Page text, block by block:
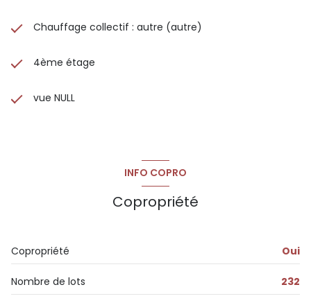
Chauffage collectif : autre (autre)
4ème étage
vue NULL
INFO COPRO
Copropriété
Copropriété Oui
Nombre de lots 232